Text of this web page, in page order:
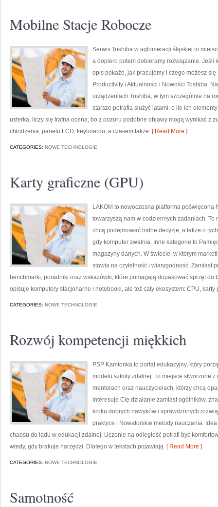
Mobilne Stacje Robocze
Serwis Toshiba w aglomeracji śląskiej to
a dopiero potem dobieramy rozwiązanie. Jeśli
opis pokaże, jak pracujemy i czego możesz
Productivity i Aktualności i Nowości Toshiba.
urządzeniach Toshiba, w tym szczególnie na
starsze potrafią służyć latami, o ile ich
usterka, liczy się trafna ocena, bo z pozoru podobne objawy mogą wynikać z
chłodzenia, panelu LCD, keyboardu, a czasem także [ Read More ]
CATEGORIES: NOWE TECHNOLOGIE
Karty graficzne (GPU)
LAKOM to nowoczesna platforma poświęcona
towarzyszą nam w codziennych zadaniach.
chcą podejmować trafne decyzje, a także o
gdy komputer zwalnia. Inne kategorie to
magazyny danych. W świecie, w którym
stawia na czytelność i wiarygodność. Zamiast
benchmarki, poradniki oraz wskazówki, które pomagają dopasować sprzęt do
opisuje komputery stacjonarne i notebooki, ale też cały ekosystem: CPU, karty
CATEGORIES: NOWE TECHNOLOGIE
Rozwój kompetencji miękkich
PSP Kamionka to portal edukacyjny, który
modelu szkoły zdalnej. To miejsce stworzone
mentorach oraz nauczycielach, którzy chcą
interesuje Cię działanie zamiast ogólników,
kroku dobrych nawyków i sprawdzonych
praktyce i Nowatorskie metody nauczania.
chaosu do ładu w edukacji zdalnej. Uczenie na odległość potrafi być
wtedy, gdy brakuje narzędzi. Dlatego w tekstach pojawiają [ Read More ]
CATEGORIES: NOWE TECHNOLOGIE
Samotność